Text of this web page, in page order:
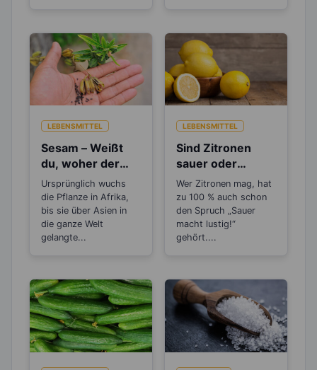
LEBENSMITTEL
Sesam – Weißt
du, woher der
Spruch „Sesam
öffne dich“
kommt?
Ursprünglich wuchs
die Pflanze in Afrika,
bis sie über Asien in
die ganze Welt
gelangte...
LEBENSMITTEL
Sind Zitronen
sauer oder
basisch?
Wer Zitronen mag, hat
zu 100 % auch schon
den Spruch „Sauer
macht lustig!“
gehört....